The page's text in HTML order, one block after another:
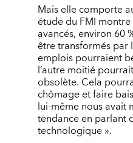
Mais elle comporte
étude du FMI
avancés, environ 60
être transformés par
emplois pourraient
l’autre moitié
obsolète. Cela
chômage et faire
lui-même nous avait
tendance en parlant
technologique ».